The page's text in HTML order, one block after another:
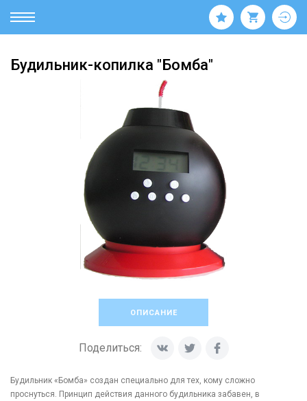
Будильник-копилка "Бомба"
ОПИСАНИЕ
Поделиться:
Будильник «Бомба» создан специально для тех, кому сложно
проснуться. Принцип действия данного будильника забавен, в